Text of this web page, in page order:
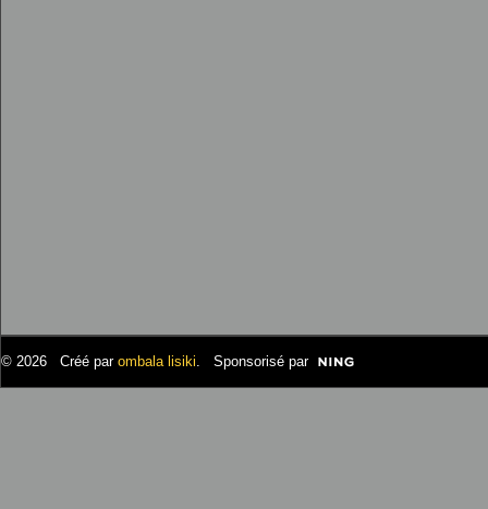
© 2026 Créé par ombala lisiki. Sponsorisé par